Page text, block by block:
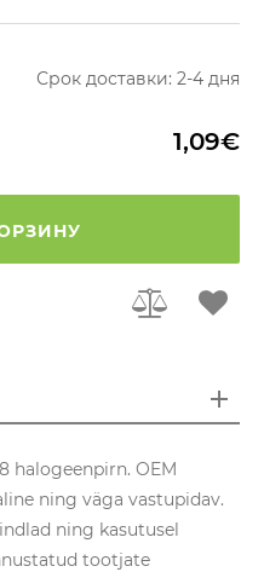
Срок доставки: 2-4 дня
1,09€
halogeenpirn. OEM
ning väga vastupidav.
ning kasutusel
tootjate